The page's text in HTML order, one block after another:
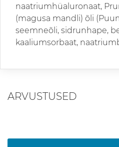
naatriumhüaluronaat,
(magusa mandli) õli
seemneõli, sidrunhape,
kaaliumsorbaat,
ARVUSTUSED